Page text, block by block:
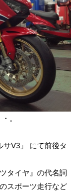
。
サV3 」 にて前後タ
タイヤ』の代名詞
スポーツ走行など